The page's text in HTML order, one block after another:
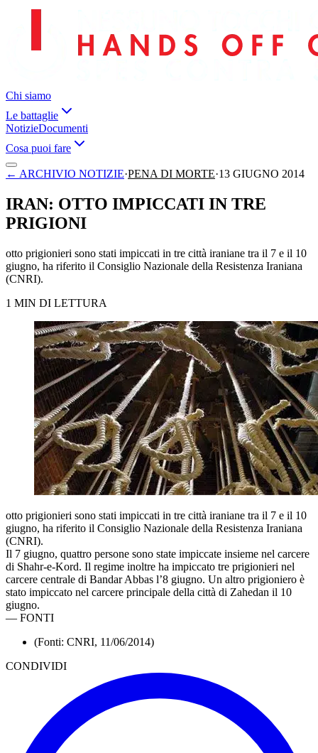
Chi siamo
Le battaglie
NotizieDocumenti
Cosa puoi fare
← ARCHIVIO NOTIZIE·PENA DI MORTE·13 GIUGNO 2014
IRAN: OTTO IMPICCATI IN TRE
PRIGIONI
otto prigionieri sono stati impiccati in tre città iraniane tra il 7 e il 10
giugno, ha riferito il Consiglio Nazionale della Resistenza Iraniana
(CNRI).
1 MIN DI LETTURA
otto prigionieri sono stati impiccati in tre città iraniane tra il 7 e il 10
giugno, ha riferito il Consiglio Nazionale della Resistenza Iraniana
(CNRI).
Il 7 giugno, quattro persone sono state impiccate insieme nel carcere
di Shahr-e-Kord. Il regime inoltre ha impiccato tre prigionieri nel
carcere centrale di Bandar Abbas l’8 giugno. Un altro prigioniero è
stato impiccato nel carcere principale della città di Zahedan il 10
giugno.
— FONTI
(Fonti: CNRI, 11/06/2014)
CONDIVIDI